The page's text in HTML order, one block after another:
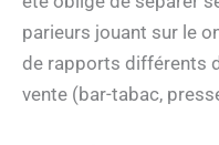
parieurs jouant sur le
de rapports différents
vente (bar-tabac,